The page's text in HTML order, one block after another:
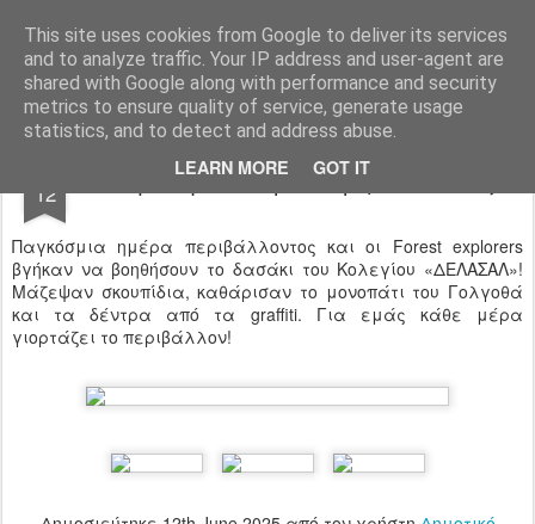
This site uses cookies from Google to deliver its services
and to analyze traffic. Your IP address and user-agent are
shared with Google along with performance and security
metrics to ensure quality of service, generate usage
statistics, and to detect and address abuse.
LEARN MORE GOT IT
Ιδιωτικό Δημοτικό Σχολείο "Ι.Μ.ΔΕΛΑΣΑΛ"
12 Παγκόσμια Μέρα Περιβάλλοντος
Παγκόσμια ημέρα περιβάλλοντος και οι Forest explorers
βγήκαν να βοηθήσουν το δασάκι του Κολεγίου «ΔΕΛΑΣΑΛ»!
Μάζεψαν σκουπίδια, καθάρισαν το μονοπάτι του Γολγοθά
και τα δέντρα από τα graffiti. Για εμάς κάθε μέρα
γιορτάζει το περιβάλλον!